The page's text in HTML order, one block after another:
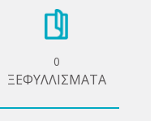
0
ΞΕΦΥΛΛΙΣΜΑΤΑ